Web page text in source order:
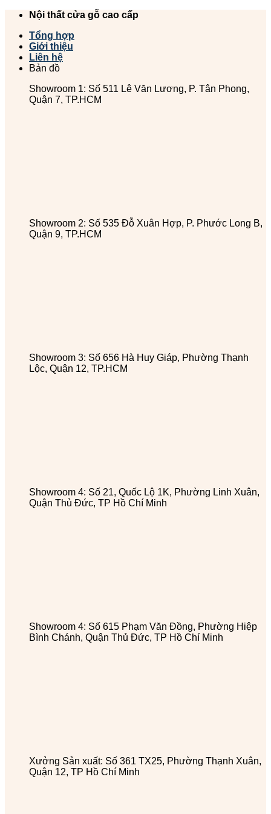
Chuyển
dung
Nội thất cửa gỗ cao cấp
Tổng hợp
Giới thiệu
Liên hệ
Bản đồ
Showroom 1: Số 511 Lê Văn Lương, P. Tân Phong,
Quận 7, TP.HCM
Showroom 2: Số 535 Đỗ Xuân Hợp, P. Phước Long B,
Quận 9, TP.HCM
Showroom 3: Số 656 Hà Huy Giáp, Phường Thạnh
Lộc, Quận 12, TP.HCM
Showroom 4: Số 21, Quốc Lộ 1K, Phường Linh Xuân,
Quận Thủ Đức, TP Hồ Chí Minh
Showroom 4: Số 615 Phạm Văn Đồng, Phường Hiệp
Bình Chánh, Quận Thủ Đức, TP Hồ Chí Minh
Xưởng Sản xuất: Số 361 TX25, Phường Thạnh Xuân,
Quận 12, TP Hồ Chí Minh